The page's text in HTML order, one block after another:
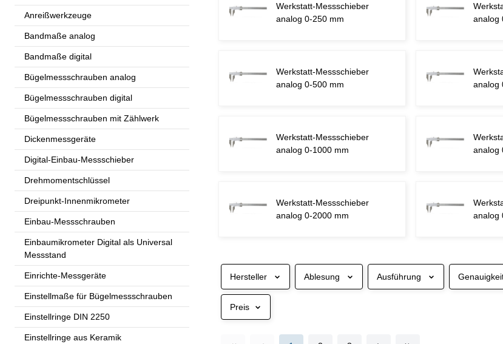
Anreißwerkzeuge
Bandmaße analog
Bandmaße digital
Bügelmessschrauben analog
Bügelmessschrauben digital
Bügelmessschrauben mit Zählwerk
Dickenmessgeräte
Digital-Einbau-Messschieber
Drehmomentschlüssel
Dreipunkt-Innenmikrometer
Einbau-Messschrauben
Einbaumikrometer Digital als Universal
Messstand
Einrichte-Messgeräte
Einstellmaße für Bügelmessschrauben
Einstellringe DIN 2250
Einstellringe aus Keramik
Werkstatt-Messschieber
analog 0-250 mm
analog
Werkstatt-Messschieber
analog 0-500 mm
analog
Werkstatt-Messschieber
analog 0-1000 mm
analog
Werkstatt-Messschieber
analog 0-2000 mm
analog
Hersteller Ablesung Ausführung
Preis